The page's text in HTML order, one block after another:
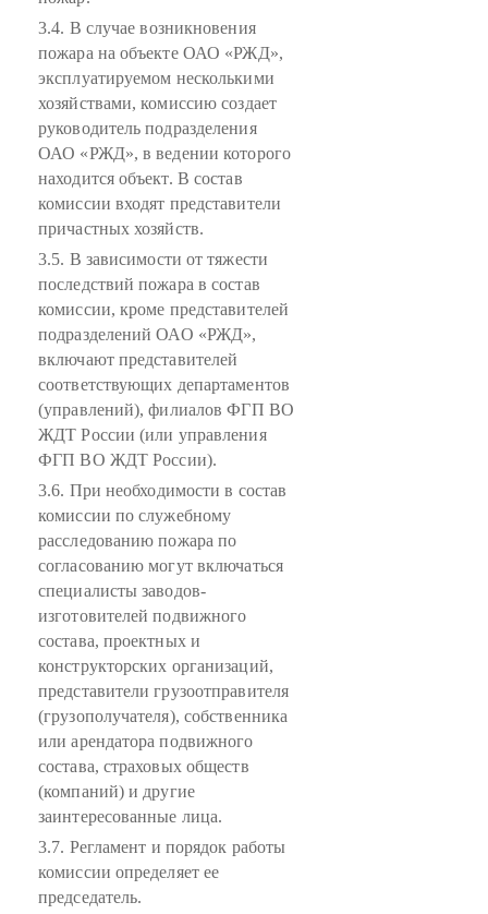
3.4. В случае возникновения
пожара на объекте ОАО «РЖД»,
эксплуатируемом несколькими
хозяйствами, комиссию создает
руководитель подразделения
ОАО «РЖД», в ведении которого
находится объект. В состав
комиссии входят представители
причастных хозяйств.
3.5. В зависимости от тяжести
последствий пожара в состав
комиссии, кроме представителей
подразделений ОАО «РЖД»,
включают представителей
соответствующих департаментов
(управлений), филиалов ФГП ВО
ЖДТ России (или управления
ФГП ВО ЖДТ России).
3.6. При необходимости в состав
комиссии по служебному
расследованию пожара по
согласованию могут включаться
специалисты заводов-
изготовителей подвижного
состава, проектных и
конструкторских организаций,
представители грузоотправителя
(грузополучателя), собственника
или арендатора подвижного
состава, страховых обществ
(компаний) и другие
заинтересованные лица.
3.7. Регламент и порядок работы
комиссии определяет ее
председатель.